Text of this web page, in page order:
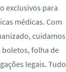
exclusivos para
médicas. Com
cuidamos
boletos, folha de
legais. Tudo